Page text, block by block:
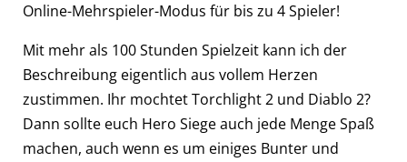
Online-Mehrspieler-Modus für bis zu 4 Spieler!
Mit mehr als 100 Stunden Spielzeit kann ich der
Beschreibung eigentlich aus vollem Herzen
zustimmen. Ihr mochtet Torchlight 2 und Diablo 2?
Dann sollte euch Hero Siege auch jede Menge Spaß
machen, auch wenn es um einiges Bunter und